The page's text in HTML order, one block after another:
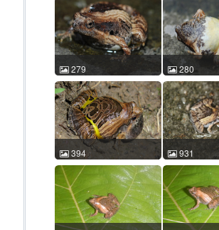
279
花姬蛙 Microhyla pulchra
颜芳 2011-04-17 16:23:08
中国海南 ACM id:279
280
花姬蛙
颜芳 2011-
中国海南
394
花姬蛙 Microhyla pulchra
王运宇 2010-04-09
20:02:07 中国广东 ACM
id:394
931
花姬蛙
汪继超
20:27:51 中
id:931